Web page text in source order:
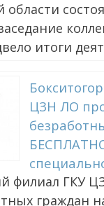
итоги
ЦЗН ЛО
филиал ГКУ
граждан